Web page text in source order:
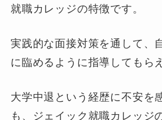
就職カレッジの特徴です。
実践的な面接対策を通して、
に臨めるように指導してもら
大学中退という経歴に不安を
も、ジェイック就職カレッジ